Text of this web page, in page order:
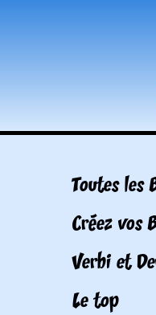
Toutes les
Créez vos
Verbi et
Le top